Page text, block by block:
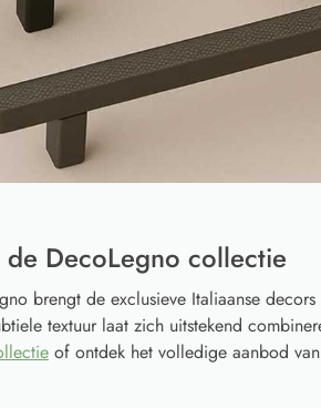
de DecoLegno collectie
brengt de exclusieve Italiaanse
textuur laat zich uitstekend
of ontdek het volledige aanbod van